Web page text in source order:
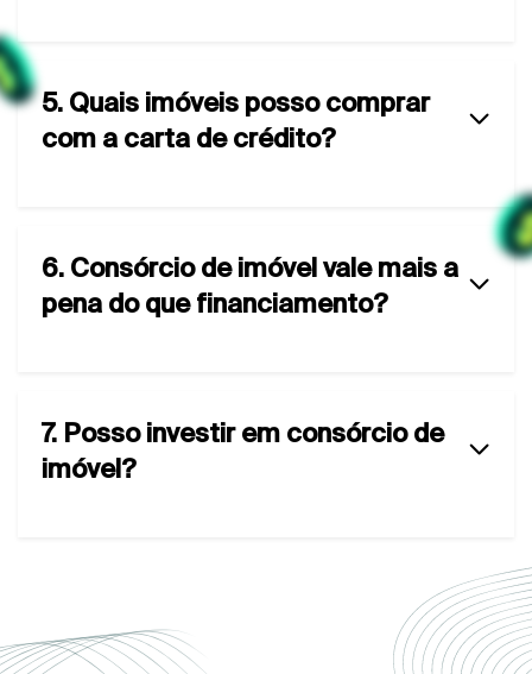
5. Quais imóveis posso comprar
com a carta de crédito?
6. Consórcio de imóvel vale mais a
pena do que financiamento?
7. Posso investir em consórcio de
imóvel?